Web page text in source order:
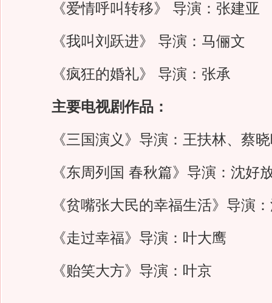
《爱情呼叫转移》 导演：张建亚
《我叫刘跃进》 导演：马俪文
《疯狂的婚礼》 导演：张承
主要电视剧作品：
《三国演义》导演：王扶林、蔡晓
《东周列国 春秋篇》导演：沈好
《贫嘴张大民的幸福生活》导演：
《走过幸福》导演：叶大鹰
《贻笑大方》导演：叶京